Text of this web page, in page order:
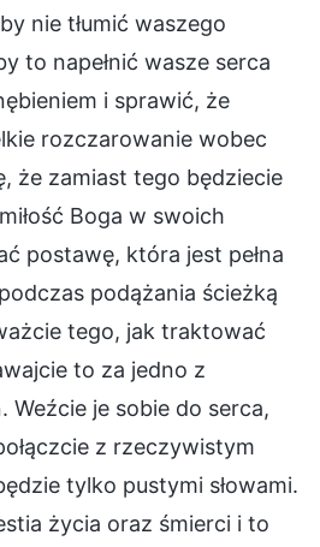
nie tłumić waszego
to napełnić wasze serca
i sprawić, że
rozczarowanie wobec
że zamiast tego będziecie
Boga w swoich
postawę, która jest pełna
podążania ścieżką
tego, jak traktować
to za jedno z
Weźcie je sobie do serca,
z rzeczywistym
tylko pustymi słowami.
życia oraz śmierci i to